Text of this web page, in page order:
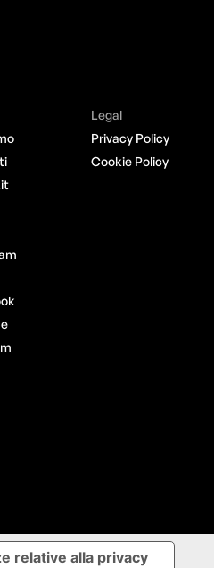
Legal
Privacy Policy
Cookie Policy
relative alla privacy